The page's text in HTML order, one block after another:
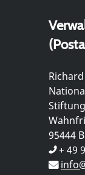
Stiftung
95444
+ 49